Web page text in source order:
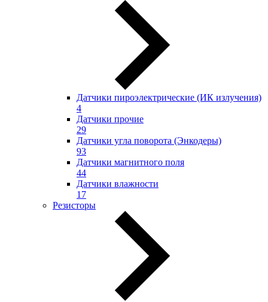
Датчики пироэлектрические (ИК излучения)
4
Датчики прочие
29
Датчики угла поворота (Энкодеры)
93
Датчики магнитного поля
44
Датчики влажности
17
Резисторы